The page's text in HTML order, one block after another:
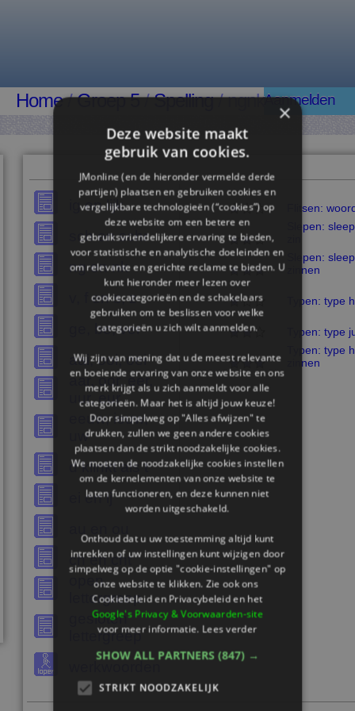
Home/Groep 5/Spelling/ ngnkAanmelden
ig en lijk
sch en schr
ng en nk
v, f en s, z
ge, be, ver
aai, ooi, oei
aar, oor, eer,
uur, eur
eeuw, ieuw,
uw
d klinkt als t
ei en ij
ch en cht
open
lettergreep
gesloten
lettergreep
Flitsen:
Slepen:
Slepen:
zinnen
Typen: type
Typen: type
Typen: type
zinnen
×
Deze website maakt
gebruik van cookies.
JMonline (en de hieronder vermelde derde
partijen) plaatsen en gebruiken cookies en
vergelijkbare technologieën (“cookies”) op
deze website om een ​​betere en
gebruiksvriendelijkere ervaring te bieden,
voor statistische en analytische doeleinden en
om relevante en gerichte reclame te bieden. U
kunt hieronder meer lezen over
cookiecategorieën en de schakelaars
gebruiken om te beslissen voor welke
categorieën u zich wilt aanmelden.
Wij zijn van mening dat u de meest relevante
en boeiende ervaring van onze website en ons
merk krijgt als u zich aanmeldt voor alle
categorieën. Maar het is altijd jouw keuze!
Door simpelweg op "Alles afwijzen" te
drukken, zullen we geen andere cookies
plaatsen dan de strikt noodzakelijke cookies.
We moeten de noodzakelijke cookies instellen
om de kernelementen van onze website te
laten functioneren, en deze kunnen niet
worden uitgeschakeld.
Onthoud dat u uw toestemming altijd kunt
intrekken of uw instellingen kunt wijzigen door
simpelweg op de optie "cookie-instellingen" op
onze website te klikken. Zie ook ons ​​
Cookiebeleid en Privacybeleid en het
Google's Privacy & Voorwaarden-site
voor meer informatie.Lees verder
SHOW ALL PARTNERS (847) →
STRIKT NOODZAKELIJK